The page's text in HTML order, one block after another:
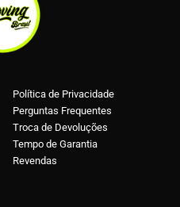
Política de Privacidade
Perguntas Frequentes
Troca de Devoluções
Tempo de Garantia
Revendas